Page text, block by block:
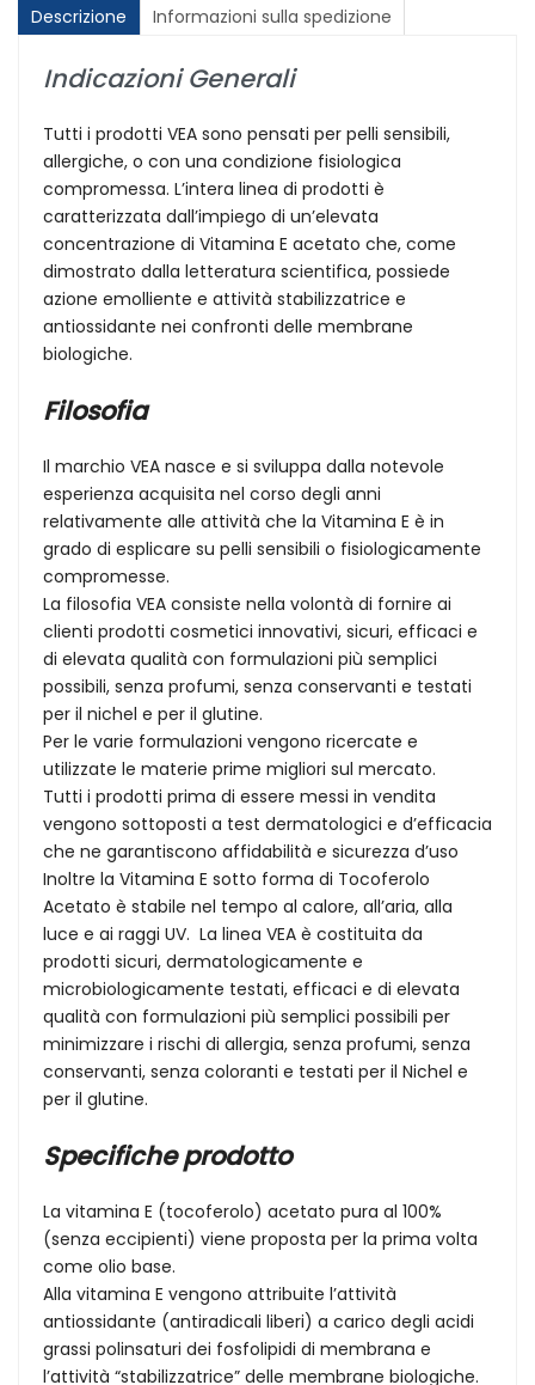
Descrizione Informazioni sulla spedizione
Indicazioni Generali
Tutti i prodotti VEA sono pensati per pelli sensibili,
allergiche, o con una condizione fisiologica
compromessa. L’intera linea di prodotti è
caratterizzata dall’impiego di un’elevata
concentrazione di Vitamina E acetato che, come
dimostrato dalla letteratura scientifica, possiede
azione emolliente e attività stabilizzatrice e
antiossidante nei confronti delle membrane
biologiche.
Filosofia
Il marchio VEA nasce e si sviluppa dalla notevole
esperienza acquisita nel corso degli anni
relativamente alle attività che la Vitamina E è in
grado di esplicare su pelli sensibili o fisiologicamente
compromesse.
La filosofia VEA consiste nella volontà di fornire ai
clienti prodotti cosmetici innovativi, sicuri, efficaci e
di elevata qualità con formulazioni più semplici
possibili, senza profumi, senza conservanti e testati
per il nichel e per il glutine.
Per le varie formulazioni vengono ricercate e
utilizzate le materie prime migliori sul mercato.
Tutti i prodotti prima di essere messi in vendita
vengono sottoposti a test dermatologici e d’efficacia
che ne garantiscono affidabilità e sicurezza d’uso
Inoltre la Vitamina E sotto forma di Tocoferolo
Acetato è stabile nel tempo al calore, all’aria, alla
luce e ai raggi UV. La linea VEA è costituita da
prodotti sicuri, dermatologicamente e
microbiologicamente testati, efficaci e di elevata
qualità con formulazioni più semplici possibili per
minimizzare i rischi di allergia, senza profumi, senza
conservanti, senza coloranti e testati per il Nichel e
per il glutine.
Specifiche prodotto
La vitamina E (tocoferolo) acetato pura al 100%
(senza eccipienti) viene proposta per la prima volta
come olio base.
Alla vitamina E vengono attribuite l’attività
antiossidante (antiradicali liberi) a carico degli acidi
grassi polinsaturi dei fosfolipidi di membrana e
l’attività “stabilizzatrice” delle membrane biologiche.